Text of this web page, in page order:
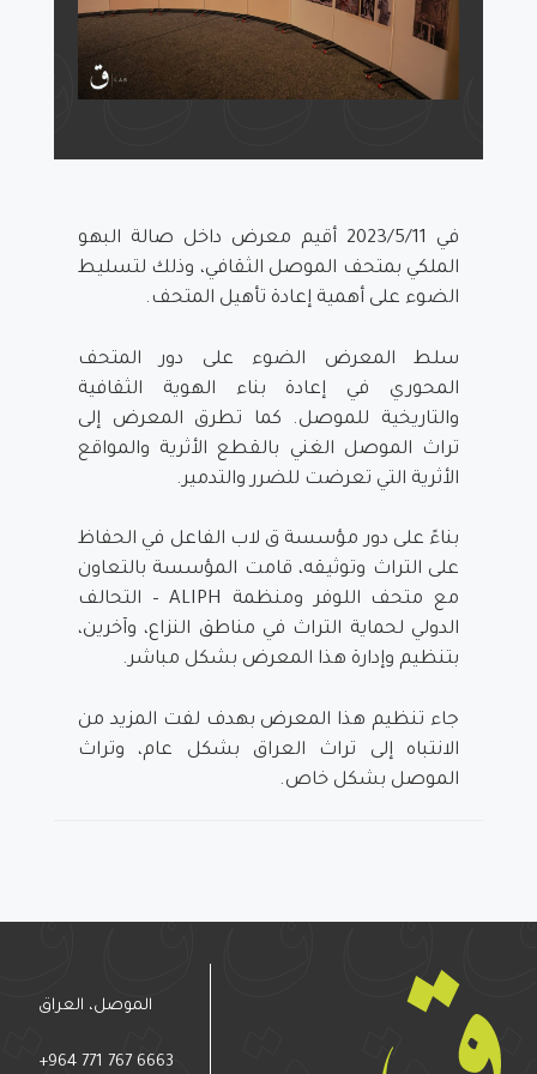
في 2023/5/11 أقيم معرض داخل صالة البهو
الملكي بمتحف الموصل الثقافي، وذلك لتسليط
الضوء على أهمية إعادة تأهيل المتحف.
سلط المعرض الضوء على دور المتحف
المحوري في إعادة بناء الهوية الثقافية
والتاريخية للموصل. كما تطرق المعرض إلى
تراث الموصل الغني بالقطع الأثرية والمواقع
الأثرية التي تعرضت للضرر والتدمير.
بناءً على دور مؤسسة ق لاب الفاعل في الحفاظ
على التراث وتوثيقه، قامت المؤسسة بالتعاون
مع متحف اللوفر ومنظمة ALIPH – التحالف
الدولي لحماية التراث في مناطق النزاع، وآخرين،
بتنظيم وإدارة هذا المعرض بشكل مباشر.
جاء تنظيم هذا المعرض بهدف لفت المزيد من
الانتباه إلى تراث العراق بشكل عام، وتراث
الموصل بشكل خاص.
الموصل، العراق
+964 771 767 6663